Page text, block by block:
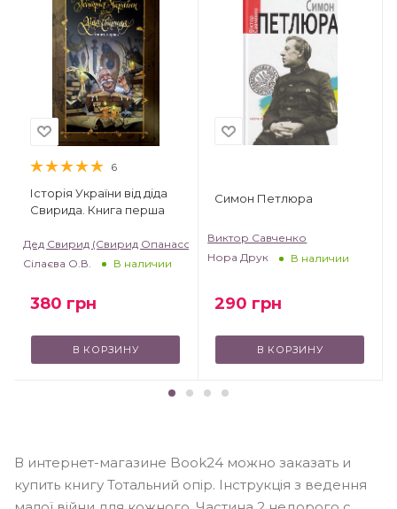
6
Історія України від діда
Свирида. Книга перша
Дед Свирид (Свирид Опанасович)
Сілаєва О.В.
В наличии
380 грн
В КОРЗИНУ
Симон Петлюра
Виктор Савченко
Нора Друк
В наличии
290 грн
В КОРЗИНУ
В интернет-магазине Book24 можно заказать и
купить книгу Тотальний опір. Інструкція з ведення